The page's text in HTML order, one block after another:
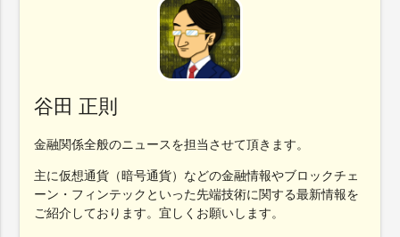
谷田 正則
金融関係全般のニュースを担当させて頂きます。
主に仮想通貨（暗号通貨）などの金融情報やブロックチェ
ーン・フィンテックといった先端技術に関する最新情報を
ご紹介しております。宜しくお願いします。